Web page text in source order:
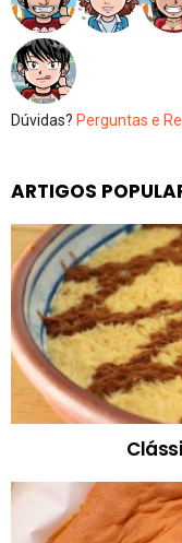
Dúvidas? Perguntas e
ARTIGOS